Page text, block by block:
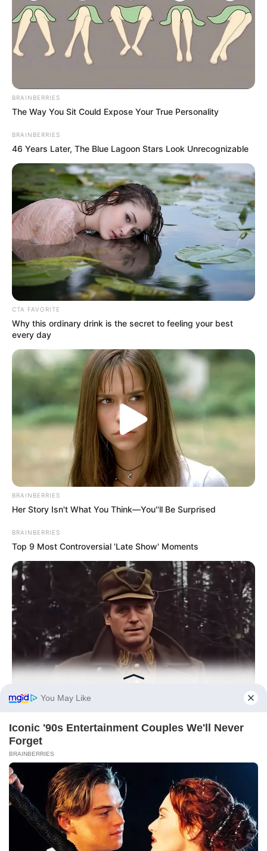
BRAINBERRIES
The Way You Sit Could Expose Your True Personality
BRAINBERRIES
46 Years Later, The Blue Lagoon Stars Look Unrecognizable
CTA FAVORITE
Why this ordinary drink is the secret to feeling your best
every day
BRAINBERRIES
Her Story Isn't What You Think—You''ll Be Surprised
BRAINBERRIES
Top 9 Most Controversial 'Late Show' Moments
Russia